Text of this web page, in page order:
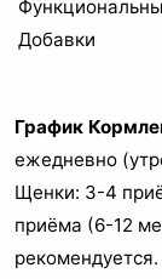
Добавки
График
ежедневно
Щенки: 3-4
приёма (6-12
рекомендуется.